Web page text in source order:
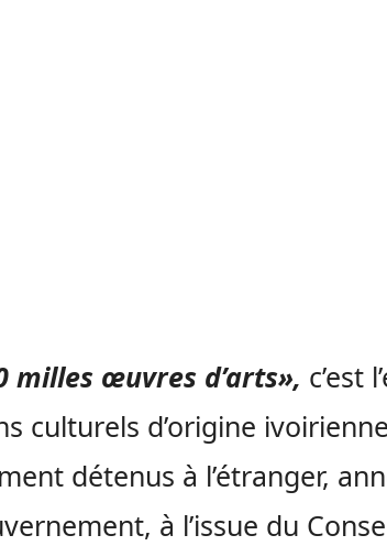
milles œuvres d’arts», c’est
culturels d’origine
détenus à l’étranger,
à l’issue du